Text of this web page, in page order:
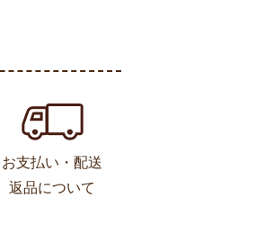
お支払い・配送
返品について